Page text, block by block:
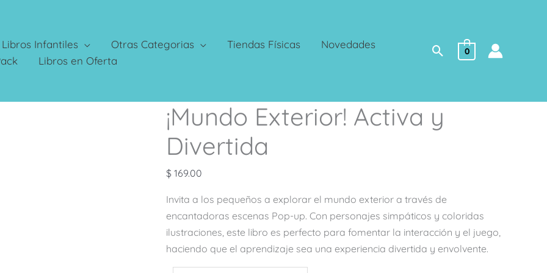
Libros Infantiles Otras Categorias Tiendas Físicas
Novedades
Libros en Oferta Buscar
0
¡Mundo Exterior! Activa y
Divertida
$ 169.00
Invita a los pequeños a explorar el mundo exterior a través de
encantadoras escenas Pop-up. Con personajes simpáticos y coloridas
ilustraciones, este libro es perfecto para fomentar la interacción y el juego,
haciendo que el aprendizaje sea una experiencia divertida y envolvente.
¡Mundo
Exterior!
Activa
y
Divertida